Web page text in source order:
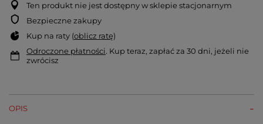
Ten produkt nie jest dostępny w sklepie stacjonarnym
Bezpieczne zakupy
Kup na raty (oblicz ratę)
Odroczone płatności. Kup teraz, zapłać za 30 dni, jeżeli nie
zwrócisz
OPIS